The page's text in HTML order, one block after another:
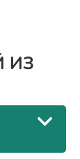
ИЗ